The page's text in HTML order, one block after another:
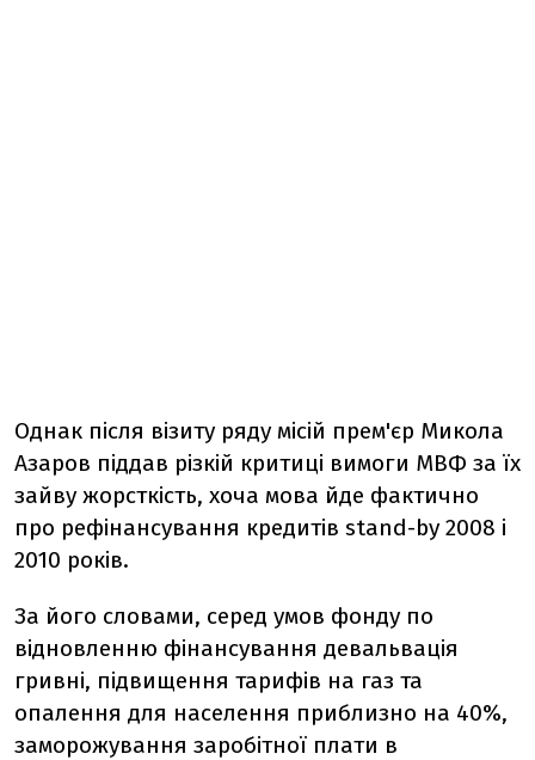
Однак після візиту ряду місій прем'єр Микола
Азаров піддав різкій критиці вимоги МВФ за їх
зайву жорсткість, хоча мова йде фактично
про рефінансування кредитів stand-by 2008 і
2010 років.
За його словами, серед умов фонду по
відновленню фінансування девальвація
гривні, підвищення тарифів на газ та
опалення для населення приблизно на 40%,
заморожування заробітної плати в